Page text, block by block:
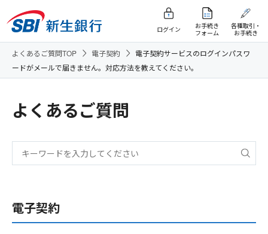
ログイン
お手続き
フォーム
各種取引・
お手続き
よくあるご質問TOP 電子契約
電子契約サービスのログインパスワ
ードがメールで届きません。対応方法を教えてください。
よくあるご質問
電子契約